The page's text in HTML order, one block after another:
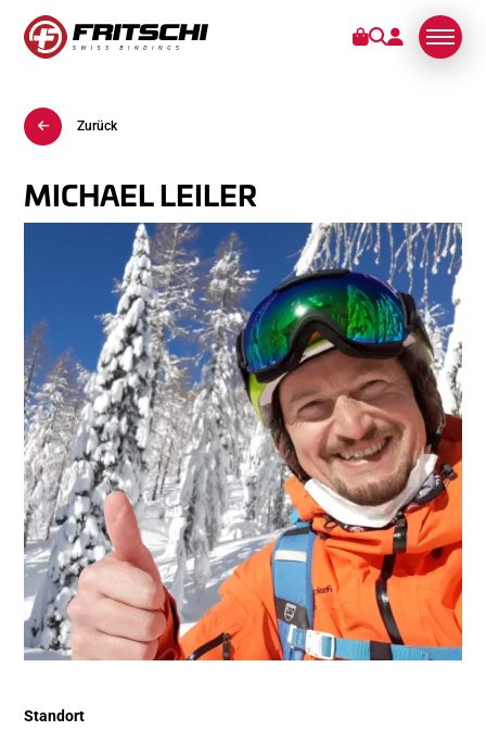
BINDUNGEN
KUNDENDIENST
ÜBER UNS
Zurück
MICHAEL LEILER
Standort